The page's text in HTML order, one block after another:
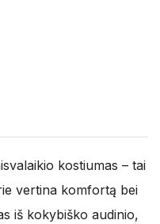
kostiumas – tai
vertina komfortą bei
iš kokybiško audinio,